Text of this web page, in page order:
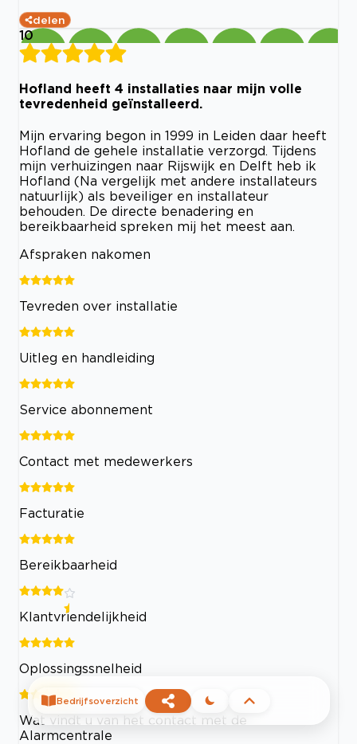
delen
10
Hofland heeft 4 installaties naar mijn volle
tevredenheid geïnstalleerd.
Mijn ervaring begon in 1999 in Leiden daar heeft
Hofland de gehele installatie verzorgd. Tijdens
mijn verhuizingen naar Rijswijk en Delft heb ik
Hofland (Na vergelijk met andere installateurs
natuurlijk) als beveiliger en installateur
behouden. De directe benadering en
bereikbaarheid spreken mij het meest aan.
Afspraken nakomen
Tevreden over installatie
Uitleg en handleiding
Service abonnement
Contact met medewerkers
Facturatie
Bereikbaarheid
Klantvriendelijkheid
Oplossingssnelheid
Wat vindt u van het contact met de
Alarmcentrale
Bedrijfsoverzicht